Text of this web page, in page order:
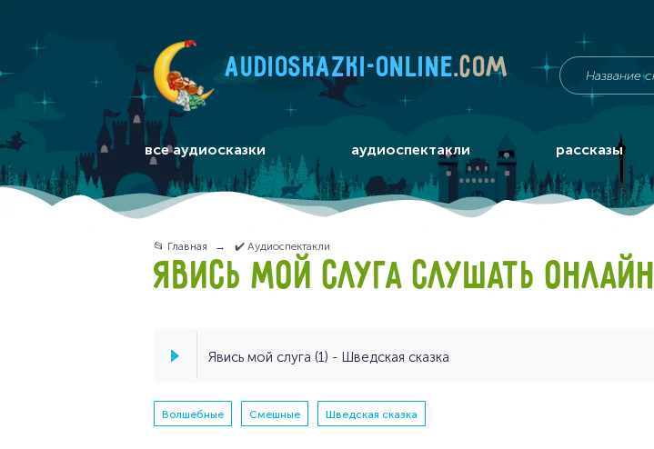
audioskazki-online.com
все аудиосказки аудиоспектакли рассказы
📂 Главная ✔️ Аудиоспектакли
ЯВИСЬ МОЙ СЛУГА СЛУШАТЬ ОНЛАЙН
Явись мой слуга (1) - Шведская сказка
Волшебные Смешные Шведская сказка